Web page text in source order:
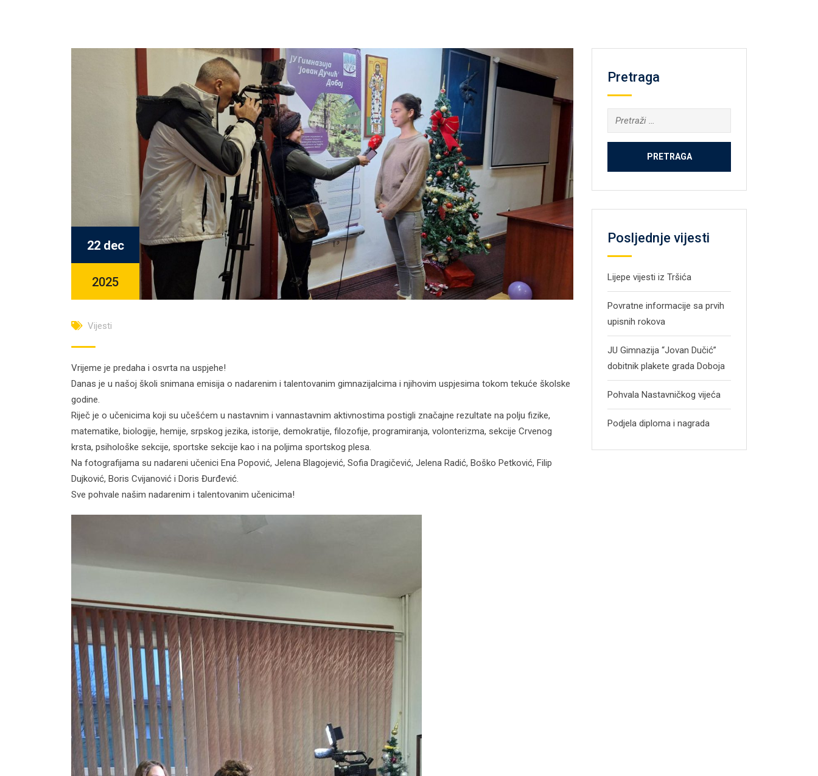
22 dec
2025
Vijesti
Vrijeme je predaha i osvrta na uspjehe!
Danas je u našoj školi snimana emisija o nadarenim i talentovanim gimnazijalcima i njihovim uspjesima tokom tekuće školske
godine.
Riječ je o učenicima koji su učešćem u nastavnim i vannastavnim aktivnostima postigli značajne rezultate na polju fizike,
matematike, biologije, hemije, srpskog jezika, istorije, demokratije, filozofije, programiranja, volonterizma, sekcije Crvenog
krsta, psihološke sekcije, sportske sekcije kao i na poljima sportskog plesa.
Na fotografijama su nadareni učenici Ena Popović, Jelena Blagojević, Sofia Dragičević, Jelena Radić, Boško Petković, Filip
Dujković, Boris Cvijanović i Doris Đurđević.
Sve pohvale našim nadarenim i talentovanim učenicima!
Pretraga
Pretraga:
Posljednje vijesti
Lijepe vijesti iz Tršića
Povratne informacije sa prvih
upisnih rokova
JU Gimnazija “Jovan Dučić”
dobitnik plakete grada Doboja
Pohvala Nastavničkog vijeća
Podjela diploma i nagrada